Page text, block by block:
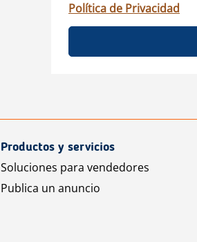
Política de Privacidad
Productos y servicios
Soluciones para vendedores
Publica un anuncio